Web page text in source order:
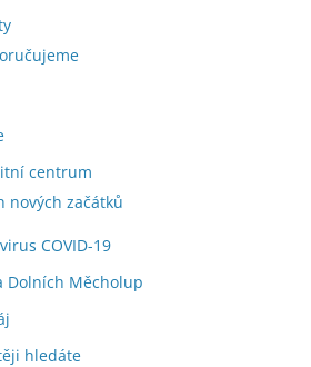
centrum
nových začátků
COVID-19
Dolních Měcholup
hledáte